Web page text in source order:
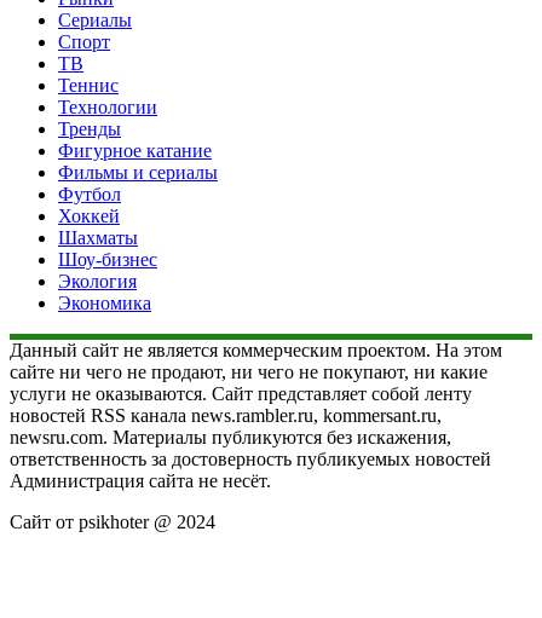
Сериалы
Спорт
ТВ
Теннис
Технологии
Тренды
Фигурное катание
Фильмы и сериалы
Футбол
Хоккей
Шахматы
Шоу-бизнес
Экология
Экономика
Данный сайт не является коммерческим проектом. На этом
сайте ни чего не продают, ни чего не покупают, ни какие
услуги не оказываются. Сайт представляет собой ленту
новостей RSS канала news.rambler.ru, kommersant.ru,
newsru.com. Материалы публикуются без искажения,
ответственность за достоверность публикуемых новостей
Администрация сайта не несёт.
Сайт от psikhoter @ 2024